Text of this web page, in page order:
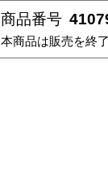
商品番号
本商品は販売を終